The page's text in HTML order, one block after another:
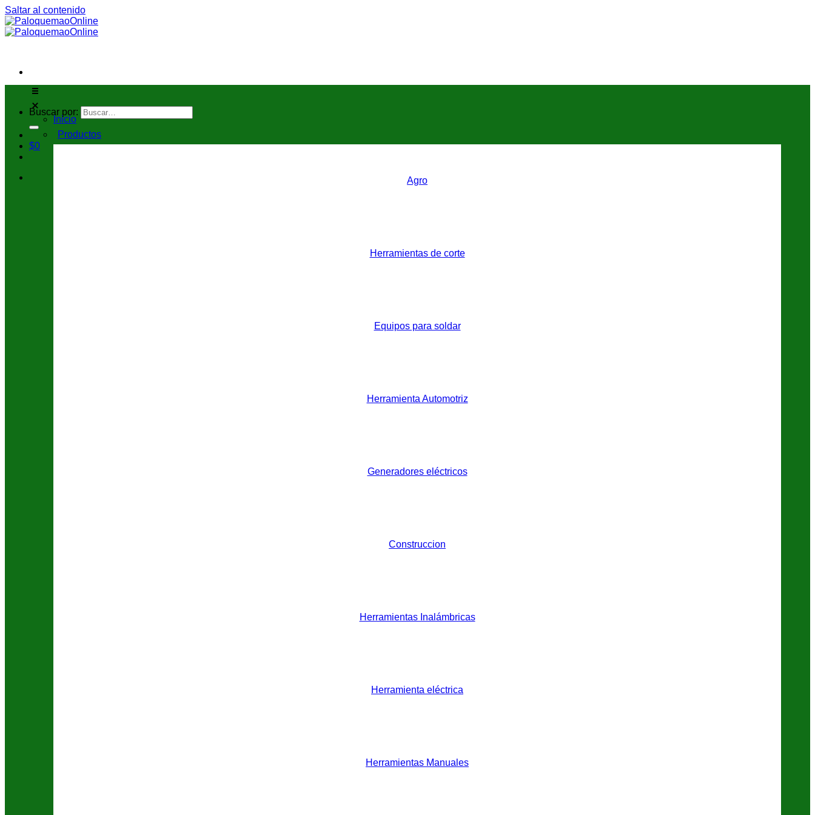
Saltar al contenido
Buscar por:
$0
Inicio
Productos
Agro
Herramientas de corte
Equipos para soldar
Herramienta Automotriz
Generadores eléctricos
Construccion
Herramientas Inalámbricas
Herramienta eléctrica
Herramientas Manuales